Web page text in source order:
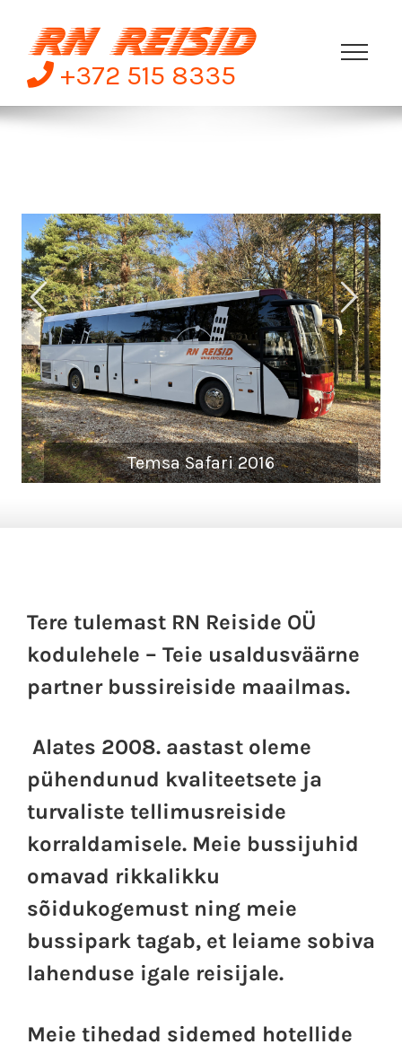
content
+372 515 8335
Temsa Safari 2016
Tere tulemast RN Reiside OÜ
kodulehele – Teie usaldusväärne
partner bussireiside maailmas.
Alates 2008. aastast oleme
pühendunud kvaliteetsete ja
turvaliste tellimusreiside
korraldamisele. Meie bussijuhid
omavad rikkalikku
sõidukogemust ning meie
bussipark tagab, et leiame sobiva
lahenduse igale reisijale.
Meie tihedad sidemed hotellide